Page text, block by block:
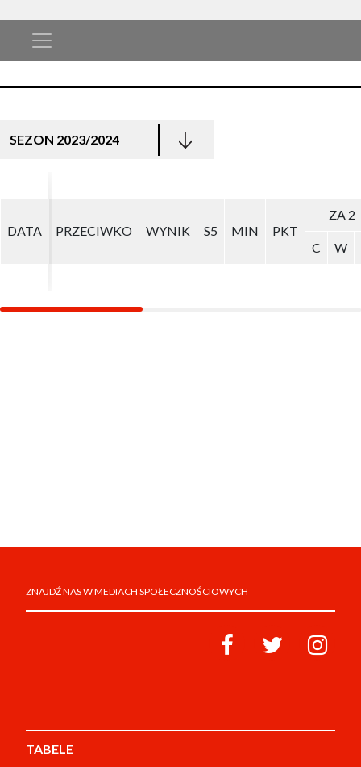
SEZON 2023/2024
DATA PRZECIWKO WYNIK S5 MIN PKT
ZA 2
C W
DATA PRZECIWKO WYNIK S5 MIN PKT
ZA 2
C W
ZNAJDŹ NAS W MEDIACH SPOŁECZNOŚCIOWYCH
TABELE